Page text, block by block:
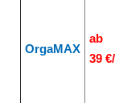
OrgaMAX
ab
39